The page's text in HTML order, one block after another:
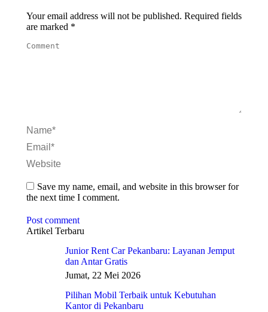
Your email address will not be published. Required fields
are marked *
Comment
Name *
Email *
Website
Save my name, email, and website in this browser for
the next time I comment.
Post comment
Artikel Terbaru
Junior Rent Car Pekanbaru: Layanan Jemput
dan Antar Gratis
Jumat, 22 Mei 2026
Pilihan Mobil Terbaik untuk Kebutuhan
Kantor di Pekanbaru